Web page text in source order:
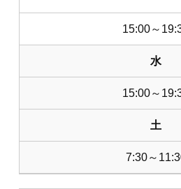
15:00～
水
15:00～
土
7:30～